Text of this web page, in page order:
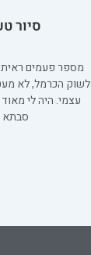
סיור
מספר פעמים
לשוק הכרמל, לא
עצמי. היה לי
סבתא